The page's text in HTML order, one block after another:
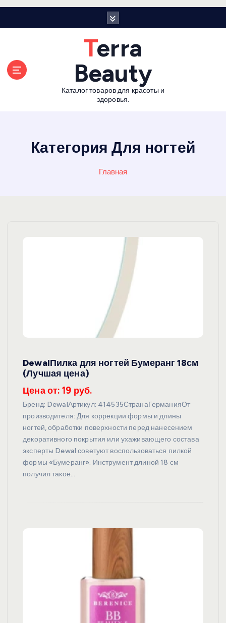
Terra
Beauty
Каталог товаров для красоты и
здоровья.
Категория Для ногтей
Главная
DewalПилка для ногтей Бумеранг 18см
(Лучшая цена)
Цена от: 19 руб.
Бренд: DewalАртикул: 414535СтранаГерманияОт
производителя: Для коррекции формы и длины
ногтей, обработки поверхности перед нанесением
декоративного покрытия или ухаживающего состава
эксперты Dewal советуют воспользоваться пилкой
формы «Бумеранг». Инструмент длиной 18 см
получил такое…